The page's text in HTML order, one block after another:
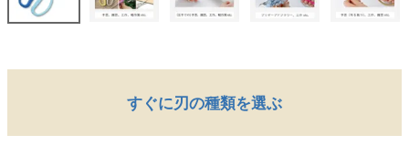
すぐに刃の種類を選ぶ